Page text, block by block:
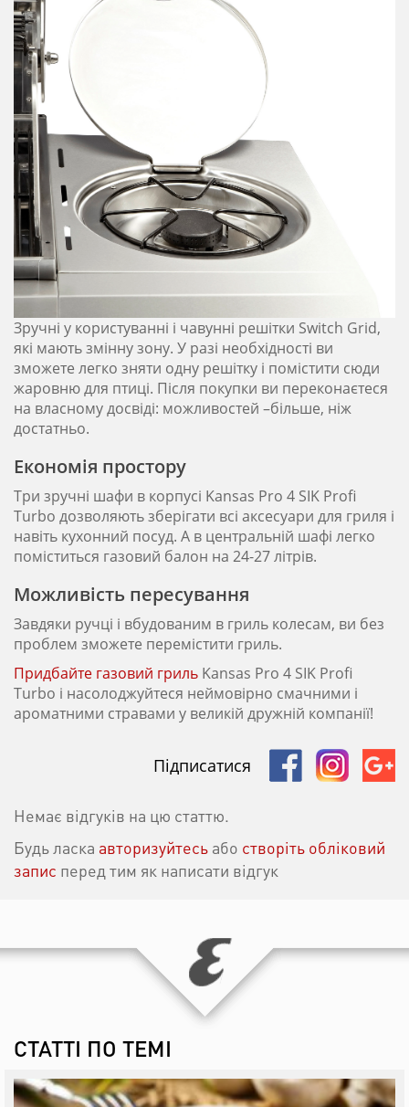
Зручні у користуванні і чавунні решітки Switch Grid,
які мають змінну зону. У разі необхідності ви
зможете легко зняти одну решітку і помістити сюди
жаровню для птиці. Після покупки ви переконаєтеся
на власному досвіді: можливостей –більше, ніж
достатньо.
Економія простору
Три зручні шафи в корпусі Kansas Pro 4 SIK Profi
Turbo дозволяють зберігати всі аксесуари для гриля і
навіть кухонний посуд. А в центральній шафі легко
поміститься газовий балон на 24-27 літрів.
Можливість пересування
Завдяки ручці і вбудованим в гриль колесам, ви без
проблем зможете перемістити гриль.
Придбайте газовий гриль Kansas Pro 4 SIK Profi
Turbo і насолоджуйтеся неймовірно смачними і
ароматними стравами у великій дружній компанії!
Підписатися
Немає відгуків на цю статтю.
Будь ласка авторизуйтесь або створіть обліковий
запис перед тим як написати відгук
СТАТТІ ПО ТЕМІ